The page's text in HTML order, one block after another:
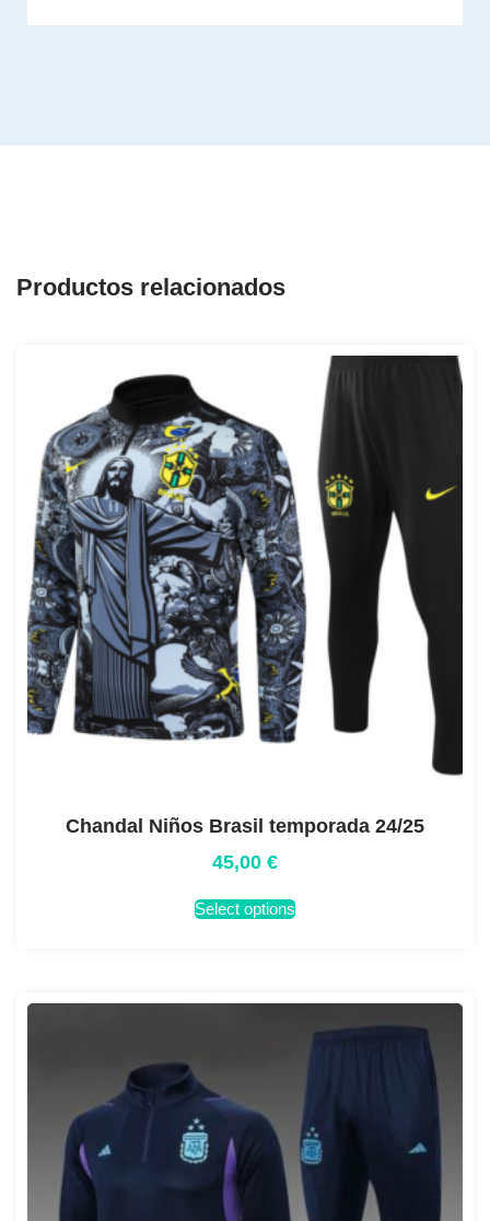
Productos relacionados
Chandal Niños Brasil temporada 24/25
45,00 €
Select options